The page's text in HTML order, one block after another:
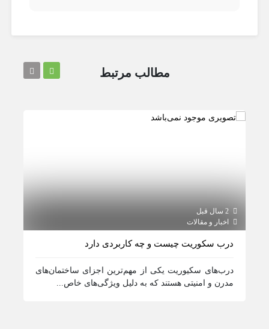
مطالب مرتبط
2 سال قبل
اخبار و مقالات
درب سکوریت چیست و چه کاربردی دارد
درب‌های سکیوریت یکی از مهم‌ترین اجزای ساختمان‌های
مدرن و امنیتی هستند که به دلیل ویژگی‌های خاص...